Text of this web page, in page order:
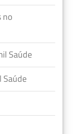
no
Saúde
Saúde